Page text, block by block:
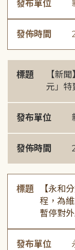
發布單位
發佈時間
標題
【新
元」特
發布單位
發佈時間
標題
【永和
程，為
暫停對
發布單位